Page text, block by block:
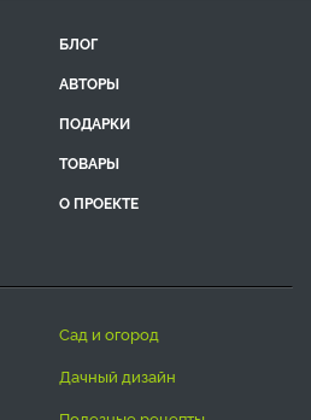
БЛОГ
АВТОРЫ
ПОДАРКИ
ТОВАРЫ
О ПРОЕКТЕ
сад и огород
дачный дизайн